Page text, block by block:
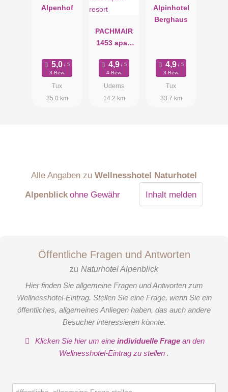
Alpenhof
3 Bew.
Tux
35.0 km
PACHMAIR
1453 apart
4 Bew.
Uderns
14.2 km
Alpinhotel
Berghaus
3 Bew.
Tux
33.7 km
Alle Angaben zu Wellnesshotel Naturhotel
Alpenblick ohne Gewähr Inhalt melden
Öffentliche Fragen und Antworten
zu Naturhotel Alpenblick
Hier finden Sie allgemeine Fragen und Antworten zum
Wellnesshotel-Eintrag. Stellen Sie eine Frage, wenn Sie ein
öffentliches, allgemeines Anliegen haben, das auch andere
Besucher interessieren könnte.
Klicken Sie hier um eineindividuelle Frage an den
Wellnesshotel-Eintrag zu stellen .